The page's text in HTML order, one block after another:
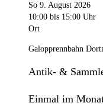
So 9. August 2026
10:00 bis 15:00 Uhr
Ort
Galopprennbahn
Antik- &
Einmal im